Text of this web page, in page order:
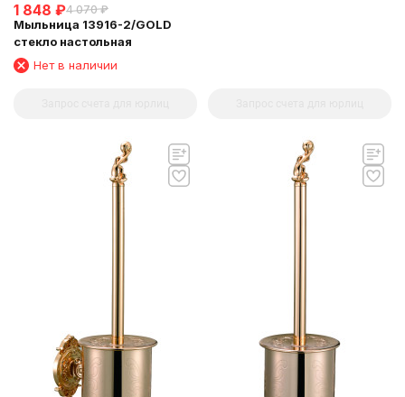
1 848 ₽4 070 ₽
Мыльница 13916-2/GOLD
стекло настольная
Нет в наличии